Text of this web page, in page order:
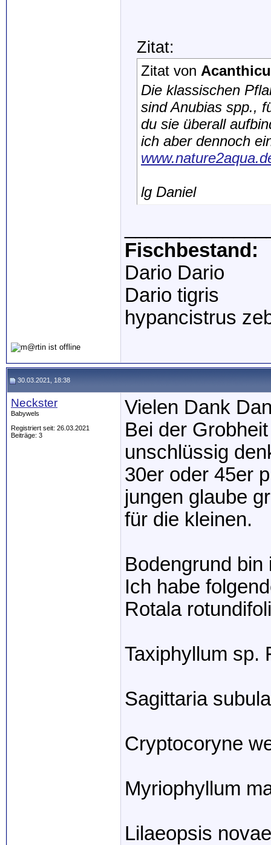
Zitat:
Zitat von
Die klassischen
sind Anubias spp.,
du sie überall
ich aber dennoch
lg Daniel
Fischbestand:
Dario Dario
Dario tigris
hypancistrus
30.03.2021, 18:38
Neckster
Babywels
Registriert seit: 26.03.2021
Beiträge: 3
Vielen Dank
Bei der
unschlüssig
30er oder 45er
jungen glaube
für die kleinen.
Bodengrund
Ich habe
Rotala
Taxiphyllum sp.
Sagittaria
Cryptocoryne
Myriophyllum
Lilaeopsis